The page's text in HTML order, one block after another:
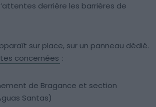
derrière les barrières de
sur place, sur un panneau dédié.
concernées :
de Bragance et section
Santas)